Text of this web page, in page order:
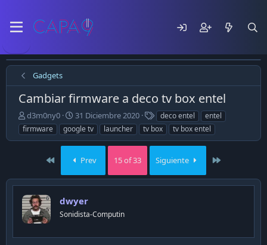
Gadgets
Cambiar firmware a deco tv box entel
E
m
p
e
t
e
m
d3m0ny0
F
e
c
h
a
e
u
b
31 Diciembre 2020
T
a
g
s
deco entel
entel
firmware
google tv launcher tv box tv box entel
First Prev 15 of 33 Siguiente
dwyer
Sonidista-Computin